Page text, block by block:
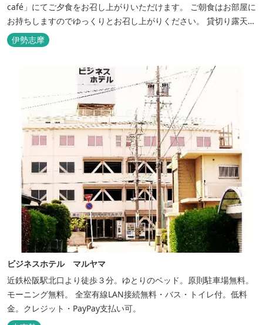
café」にてご夕食をお召し上がりいただけます。 ご朝食はお部屋に
お持ちしますのでゆっくりとお召し上がりください。 貸切り露天風
呂完備、駅近、夫婦岩まで徒歩15分です。
伊勢志摩
ビジネスホテル マルヤマ
近鉄松阪駅北口より徒歩３分。ゆとりのベッド。原則駐車場無料。
モーニング無料。 全室有線LAN接続無料・バス・トイレ付。低料
金。クレジット・PayPay支払い可。